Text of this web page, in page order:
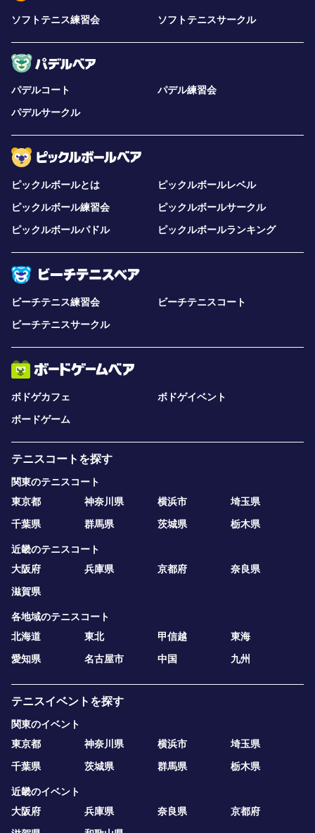
ソフトテニス練習会 ソフトテニスサークル
パデルコート
パデル練習会
パデルサークル
ピックルボールとは
ピックルボールレベル
ピックルボール練習会
ピックルボールサークル
ピックルボールパドル
ピックルボールランキング
ビーチテニス練習会
ビーチテニスコート
ビーチテニスサークル
ボドゲカフェ
ボドゲイベント
ボードゲーム
テニスコートを探す
関東のテニスコート
東京都
神奈川県 横浜市
埼玉県
千葉県
群馬県 茨城県 栃木県
近畿のテニスコート
大阪府
兵庫県 京都府
奈良県
滋賀県
各地域のテニスコート
北海道
東北 甲信越
東海
愛知県
名古屋市 中国 九州
テニスイベントを探す
関東のイベント
東京都
神奈川県 横浜市
埼玉県
千葉県
茨城県 群馬県 栃木県
近畿のイベント
大阪府
兵庫県 奈良県
京都府